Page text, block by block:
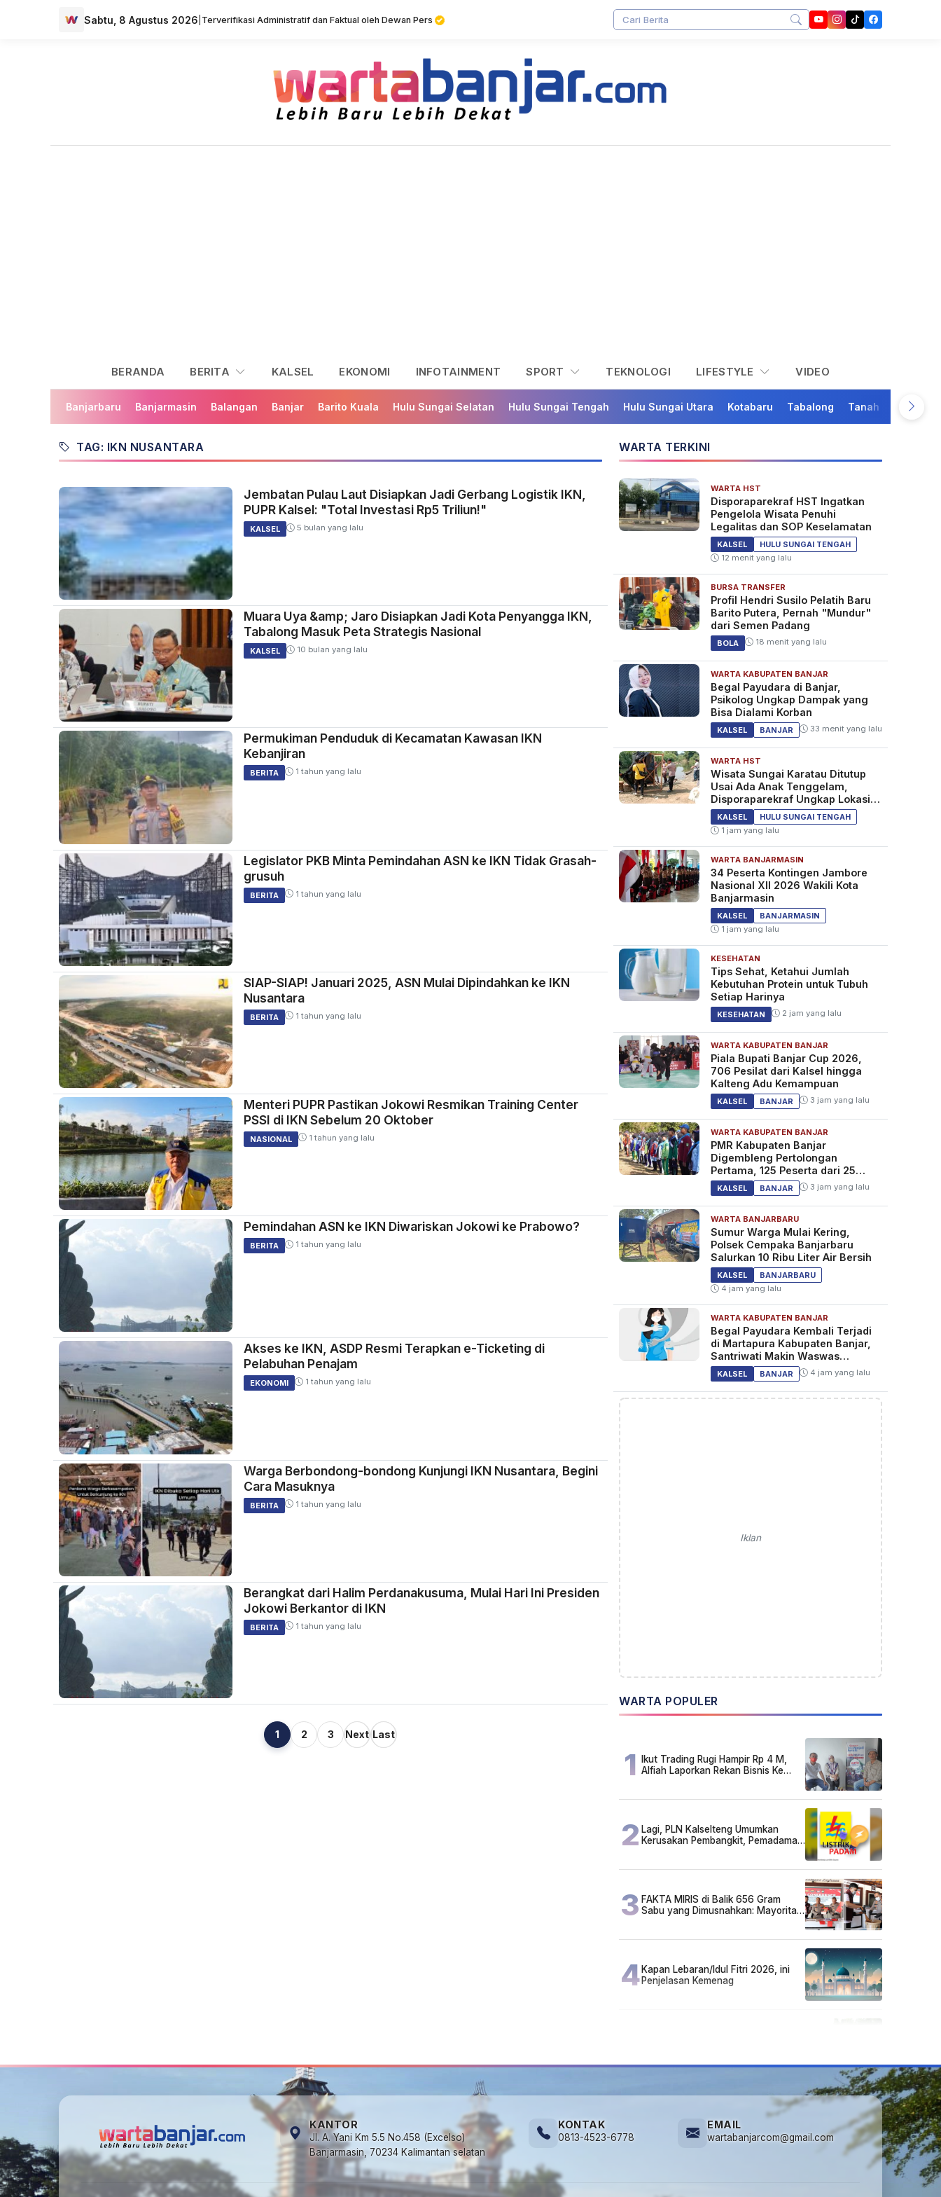
Sabtu, 8 Agustus 2026 Terverifikasi Administratif dan Faktual oleh Dewan Pers
BERANDA BERITA KALSEL EKONOMI INFOTAINMENT SPORT TEKNOLOGI LIFESTYLE VIDEO
Banjarbaru Banjarmasin Balangan Banjar Barito Kuala Hulu Sungai Selatan Hulu Sungai Tengah Hulu Sungai Utara Kotabaru Tabalong Tanah Bumbu
TAG: IKN NUSANTARA
Jembatan Pulau Laut Disiapkan Jadi Gerbang Logistik IKN,
PUPR Kalsel: "Total Investasi Rp5 Triliun!"
KALSEL 5 bulan yang lalu
Muara Uya &amp; Jaro Disiapkan Jadi Kota Penyangga IKN,
Tabalong Masuk Peta Strategis Nasional
KALSEL 10 bulan yang lalu
Permukiman Penduduk di Kecamatan Kawasan IKN
Kebanjiran
BERITA 1 tahun yang lalu
Legislator PKB Minta Pemindahan ASN ke IKN Tidak Grasah-
grusuh
BERITA 1 tahun yang lalu
SIAP-SIAP! Januari 2025, ASN Mulai Dipindahkan ke IKN
Nusantara
BERITA 1 tahun yang lalu
Menteri PUPR Pastikan Jokowi Resmikan Training Center
PSSI di IKN Sebelum 20 Oktober
NASIONAL 1 tahun yang lalu
Pemindahan ASN ke IKN Diwariskan Jokowi ke Prabowo?
BERITA 1 tahun yang lalu
Akses ke IKN, ASDP Resmi Terapkan e-Ticketing di
Pelabuhan Penajam
EKONOMI 1 tahun yang lalu
Warga Berbondong-bondong Kunjungi IKN Nusantara, Begini
Cara Masuknya
BERITA 1 tahun yang lalu
Berangkat dari Halim Perdanakusuma, Mulai Hari Ini Presiden
Jokowi Berkantor di IKN
BERITA 1 tahun yang lalu
1 2 3 Next Last
WARTA TERKINI
WARTA HST
Disporaparekraf HST Ingatkan
Pengelola Wisata Penuhi
Legalitas dan SOP Keselamatan
KALSEL
HULU SUNGAI TENGAH
12 menit yang lalu
BURSA TRANSFER
Profil Hendri Susilo Pelatih Baru
Barito Putera, Pernah "Mundur"
dari Semen Padang
BOLA 18 menit yang lalu
WARTA KABUPATEN BANJAR
Begal Payudara di Banjar,
Psikolog Ungkap Dampak yang
Bisa Dialami Korban
KALSEL BANJAR 33 menit yang lalu
WARTA HST
Wisata Sungai Karatau Ditutup
Usai Ada Anak Tenggelam,
Disporaparekraf Ungkap Lokasi
Belum Berizin
KALSEL
HULU SUNGAI TENGAH
1 jam yang lalu
WARTA BANJARMASIN
34 Peserta Kontingen Jambore
Nasional XII 2026 Wakili Kota
Banjarmasin
KALSEL
BANJARMASIN
1 jam yang lalu
KESEHATAN
Tips Sehat, Ketahui Jumlah
Kebutuhan Protein untuk Tubuh
Setiap Harinya
KESEHATAN 2 jam yang lalu
WARTA KABUPATEN BANJAR
Piala Bupati Banjar Cup 2026,
706 Pesilat dari Kalsel hingga
Kalteng Adu Kemampuan
KALSEL BANJAR 3 jam yang lalu
WARTA KABUPATEN BANJAR
PMR Kabupaten Banjar
Digembleng Pertolongan
Pertama, 125 Peserta dari 25
Sekolah
KALSEL BANJAR 3 jam yang lalu
WARTA BANJARBARU
Sumur Warga Mulai Kering,
Polsek Cempaka Banjarbaru
Salurkan 10 Ribu Liter Air Bersih
KALSEL
BANJARBARU
4 jam yang lalu
WARTA KABUPATEN BANJAR
Begal Payudara Kembali Terjadi
di Martapura Kabupaten Banjar,
Santriwati Makin Waswas
Melintas
KALSEL BANJAR 4 jam yang lalu
Iklan
WARTA POPULER
1 Ikut Trading Rugi Hampir Rp 4 M,
Alfiah Laporkan Rekan Bisnis Ke
2 Lagi, PLN Kalselteng Umumkan
Kerusakan Pembangkit, Pemadaman
3 FAKTA MIRIS di Balik 656 Gram
Sabu yang Dimusnahkan: Mayoritas
4Kapan Lebaran/Idul Fitri 2026, ini
Penjelasan Kemenag
KANTOR
Jl. A. Yani Km 5.5 No.458 (Excelso)
Banjarmasin, 70234 Kalimantan selatan
KONTAK
0813-4523-6778
EMAIL
wartabanjarcom@gmail.com